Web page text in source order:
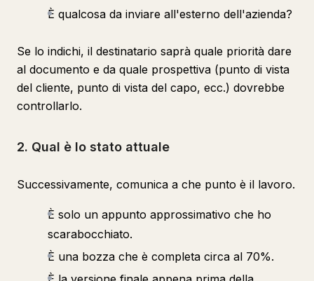
È qualcosa da inviare all'esterno dell'azienda?
Se lo indichi, il destinatario saprà quale priorità dare
al documento e da quale prospettiva (punto di vista
del cliente, punto di vista del capo, ecc.) dovrebbe
controllarlo.
2. Qual è lo stato attuale
Successivamente, comunica a che punto è il lavoro.
È solo un appunto approssimativo che ho
scarabocchiato.
È una bozza che è completa circa al 70%.